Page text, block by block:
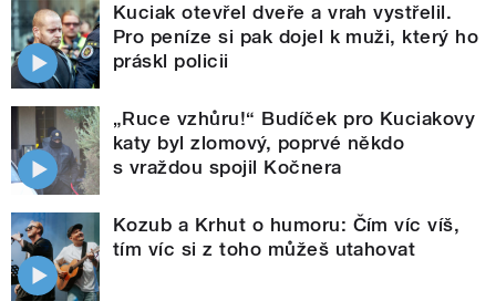
Kuciak otevřel dveře a vrah vystřelil.
Pro peníze si pak dojel k muži, který ho
práskl policii
„Ruce vzhůru!“ Budíček pro Kuciakovy
katy byl zlomový, poprvé někdo
s vraždou spojil Kočnera
Kozub a Krhut o humoru: Čím víc víš,
tím víc si z toho můžeš utahovat